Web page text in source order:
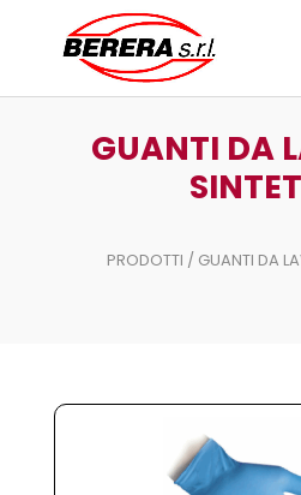
prodotti
GUANTI DA
PRODOTTI / GUANTI DA